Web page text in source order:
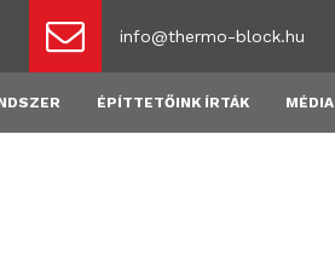
info@thermo-block.hu
ÉPÍTTETŐINK ÍRTÁK MÉDIA